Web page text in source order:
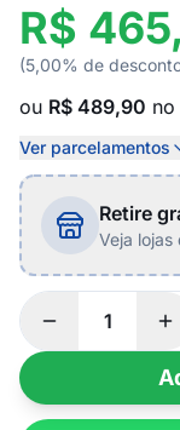
R$
(5,00% de
ou R$ 489,90
Ver parcelamentos
Retire
Veja